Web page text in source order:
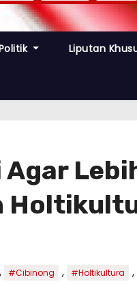
Liputan
, #Cibinong , #Holtikultura ,